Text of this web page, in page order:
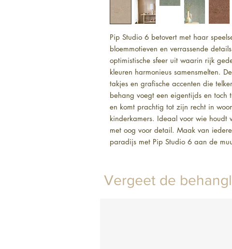
Pip Studio 6 betovert met haar
bloemmotieven en verrassende
optimistische sfeer uit waarin rijk
kleuren harmonieus samensmelten.
takjes en grafische accenten die
behang voegt een eigentijds en toch
en komt prachtig tot zijn recht in
kinderkamers. Ideaal voor wie houdt
met oog voor detail. Maak van
paradijs met Pip Studio 6 aan de
Vergeet de